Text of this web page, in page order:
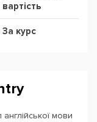
вартість
За курс
мови